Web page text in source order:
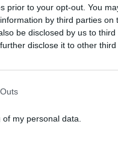
prior to your opt-out. You
by third parties on
be disclosed by us to
disclose it to other third
my personal data.